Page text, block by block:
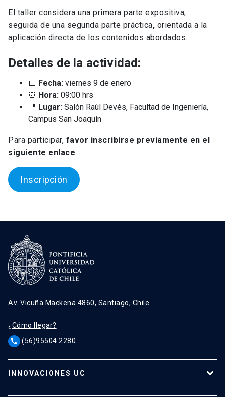
El taller considera una primera parte expositiva,
seguida de una segunda parte práctica, orientada a la
aplicación directa de los contenidos abordados.
Detalles de la actividad:
📅 Fecha: viernes 9 de enero
⏰ Hora: 09:00 hrs
📍 Lugar: Salón Raúl Devés, Facultad de Ingeniería,
Campus San Joaquín
Para participar, favor inscribirse previamente en el
siguiente enlace:
Inscripción
Av. Vicuña Mackena 4860, Santiago, Chile
¿Cómo llegar?
phone (56)95504 2280
INNOVACIONES UC